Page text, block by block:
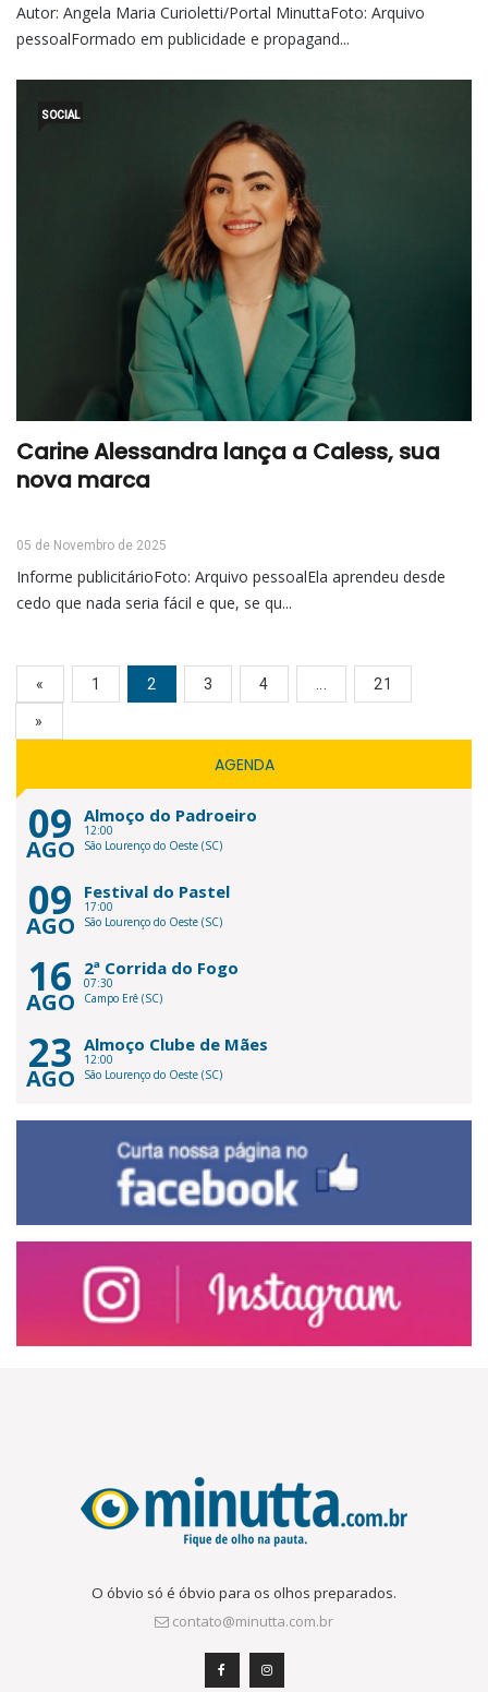
Autor: Angela Maria Curioletti/Portal MinuttaFoto: Arquivo
pessoalFormado em publicidade e propagand...
SOCIAL
Carine Alessandra lança a Caless, sua
nova marca
05 de Novembro de 2025
Informe publicitárioFoto: Arquivo pessoalEla aprendeu desde
cedo que nada seria fácil e que, se qu...
« 1 2 3 4 21
»
AGENDA
09
AGO
Almoço do Padroeiro
12:00
São Lourenço do Oeste (SC)
09
AGO
Festival do Pastel
17:00
São Lourenço do Oeste (SC)
16
AGO
2ª Corrida do Fogo
07:30
Campo Erê (SC)
23
AGO
Almoço Clube de Mães
12:00
São Lourenço do Oeste (SC)
O óbvio só é óbvio para os olhos preparados.
contato@minutta.com.br